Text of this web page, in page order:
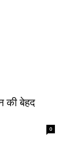
की बेहद
0